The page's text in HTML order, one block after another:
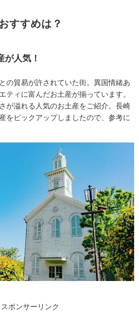
すすめは？
が人気！
の貿易が許されていた街。異国情緒あ
ティに富んだお土産が揃っています。
が溢れる人気のお土産をご紹介。長崎
をピックアップしましたので、参考に
スポンサーリンク